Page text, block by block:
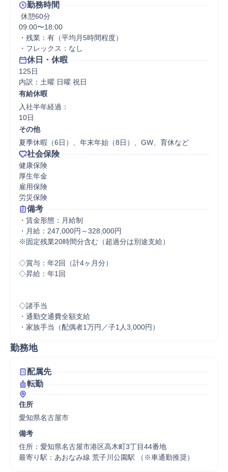
勤務時間
休憩60分
09:00〜18:00
・残業：有（平均月5時間程度）
・フレックス：なし
休日・休暇
125日
内訳：土曜 日曜 祝日
有給休暇
入社半年経過：
10日
その他
夏季休暇（6日）、年末年始（8日）、GW、育休など
社会保険
健康保険
厚生年金
雇用保険
労災保険
備考
・賃金形態：月給制
・月給：247,000円～328,000円
※固定残業20時間分含む（超過分は別途支給）
◇賞与：年2回（計4ヶ月分）
◇昇給：年1回
◇諸手当
・通勤交通費全額支給
・家族手当（配偶者1万円／子1人3,000円）
勤務地
配属先
転勤
住所
愛知県名古屋市
備考
住所：愛知県名古屋市港区高木町3丁目44番地